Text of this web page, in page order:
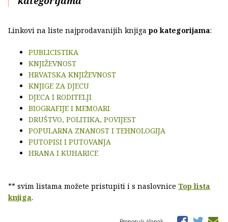
Linkovi na liste najprodavanijih knjiga po kategorijama:
PUBLICISTIKA
KNJIŽEVNOST
HRVATSKA KNJIŽEVNOST
KNJIGE ZA DJECU
DJECA I RODITELJI
BIOGRAFIJE I MEMOARI
DRUŠTVO, POLITIKA, POVIJEST
POPULARNA ZNANOST I TEHNOLOGIJA
PUTOPISI I PUTOVANJA
HRANA I KUHARICE
** svim listama možete pristupiti i s naslovnice Top lista
knjiga.